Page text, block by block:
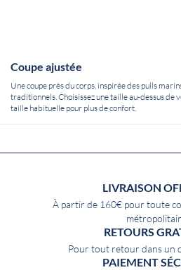
Coupe ajustée
Une coupe près du corps, inspirée des pulls
traditionnels. Choisissez une taille au-dessus de
taille habituelle pour plus de confort.
LIVRAISON
À partir de 160€ pour toute
RETOURS
Pour tout retour dans un
PAIEMENT